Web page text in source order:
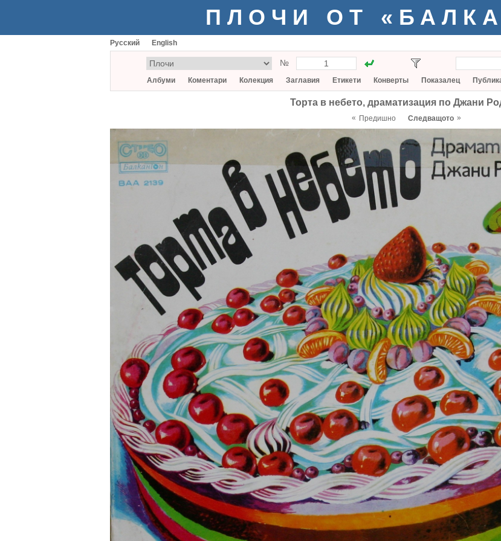
ПЛОЧИ ОТ
Русский English
№
Албуми Коментари Колекция Заглавия Етикети Конверты Показалец
Торта в небето, драматизация по Джани
« Предишно Следващото »